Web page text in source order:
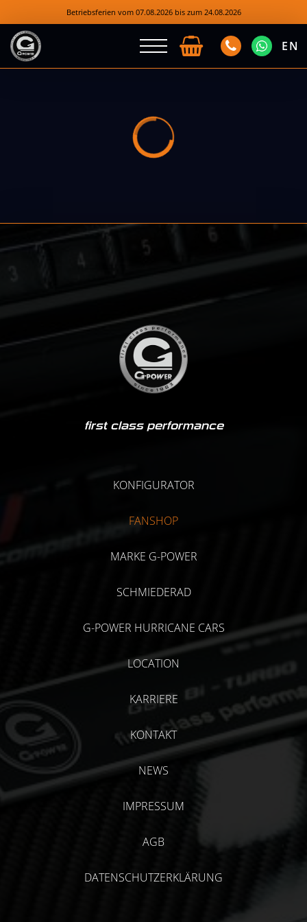
Betriebsferien vom 07.08.2026 bis zum 24.08.2026
EN
first class performance
KONFIGURATOR
FANSHOP
MARKE G-POWER
SCHMIEDERAD
G-POWER HURRICANE CARS
LOCATION
KARRIERE
KONTAKT
NEWS
IMPRESSUM
AGB
DATENSCHUTZERKLÄRUNG